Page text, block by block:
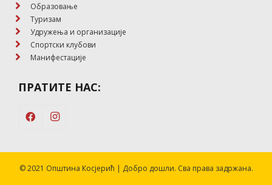
Образовање
Туризам
Удружења и организације
Спортски клубови
Манифестације
ПРАТИТЕ НАС:
© 2021 Општина Косјерић | Добро дошли. Сва права задржана.